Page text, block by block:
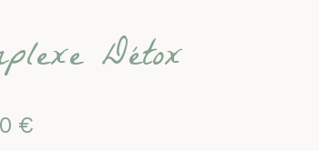
Détox
€